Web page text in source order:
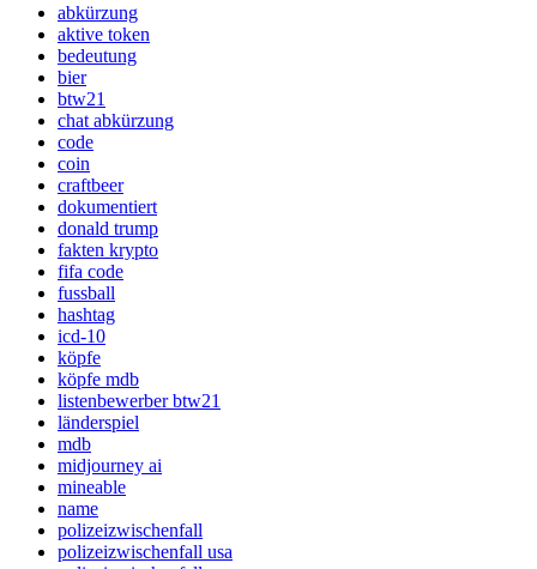
abkürzung
aktive token
bedeutung
bier
btw21
chat abkürzung
code
coin
craftbeer
dokumentiert
donald trump
fakten krypto
fifa code
fussball
hashtag
icd-10
köpfe
köpfe mdb
listenbewerber btw21
länderspiel
mdb
midjourney ai
mineable
name
polizeizwischenfall
polizeizwischenfall usa